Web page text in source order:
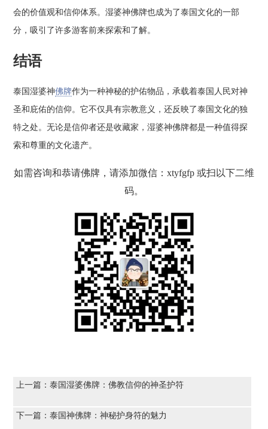
会的价值观和信仰体系。湿婆神佛牌也成为了泰国文化的一部
分，吸引了许多游客前来探索和了解。
结语
泰国湿婆神佛牌作为一种神秘的护佑物品，承载着泰国人民对神
圣和庇佑的信仰。它不仅具有宗教意义，还反映了泰国文化的独
特之处。无论是信仰者还是收藏家，湿婆神佛牌都是一种值得探
索和尊重的文化遗产。
如需咨询和恭请佛牌，请添加微信：xtyfgfp 或扫以下二维
码。
上一篇：泰国湿婆佛牌：佛教信仰的神圣护符
下一篇：泰国神佛牌：神秘护身符的魅力